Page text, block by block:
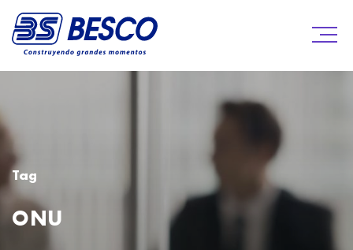
Tag
ONU